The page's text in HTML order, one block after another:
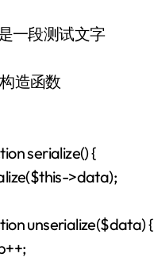
一段测试文字
造函数
serialize() {
>data);
unserialize($data) {